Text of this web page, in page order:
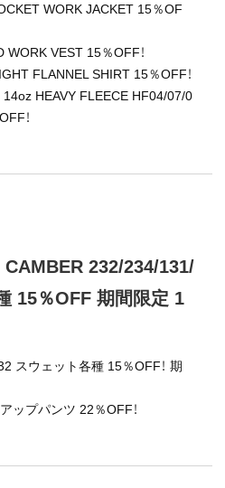
WORK JACKET 15％OF
VEST 15％OFF！
FLANNEL SHIRT 15％OFF！
14oz HEAVY FLEECE HF04/07/0
！
232/234/131/
15％OFF 期間限定 1
スウェット各種 15％OFF！ 期
ップパンツ 22％OFF！